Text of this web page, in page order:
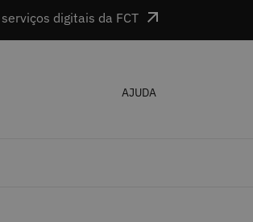
serviços digitais da FCT
AJUDA